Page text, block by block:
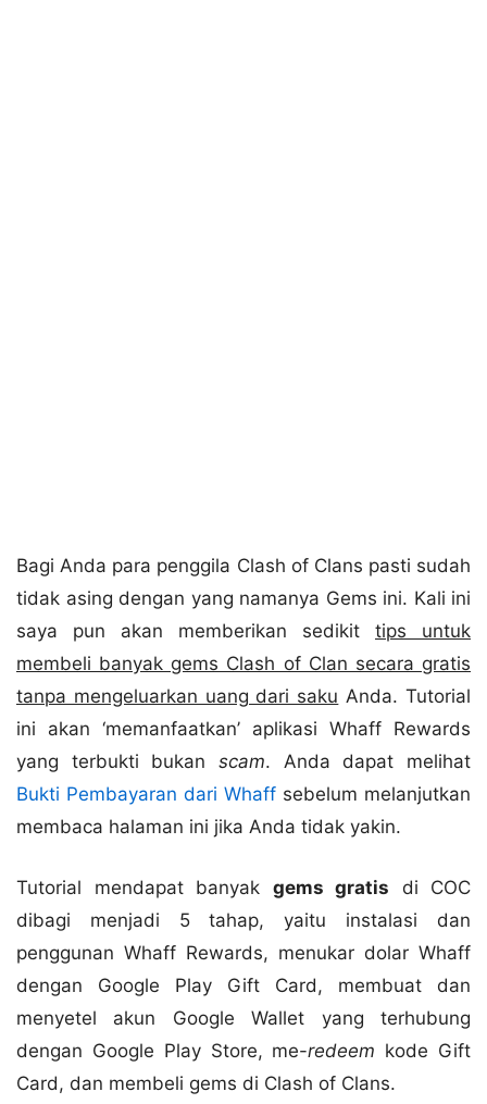
Bagi Anda para penggila Clash of Clans pasti sudah
tidak asing dengan yang namanya Gems ini. Kali ini
saya pun akan memberikan sedikit tips untuk
membeli banyak gems Clash of Clan secara gratis
tanpa mengeluarkan uang dari saku Anda. Tutorial
ini akan ‘memanfaatkan’ aplikasi Whaff Rewards
yang terbukti bukan scam. Anda dapat melihat
Bukti Pembayaran dari Whaff sebelum melanjutkan
membaca halaman ini jika Anda tidak yakin.
Tutorial mendapat banyak gems gratis di COC
dibagi menjadi 5 tahap, yaitu instalasi dan
penggunan Whaff Rewards, menukar dolar Whaff
dengan Google Play Gift Card, membuat dan
menyetel akun Google Wallet yang terhubung
dengan Google Play Store, me-redeem kode Gift
Card, dan membeli gems di Clash of Clans.